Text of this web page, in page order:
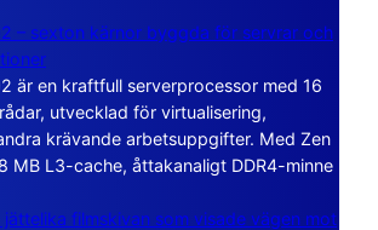
– sexton kärnor byggda för servrar och
är en kraftfull serverprocessor med 16
utvecklad för virtualisering,
krävande arbetsuppgifter. Med Zen
MB L3-cache, åttakanaligt DDR4-minne
jättelika filmskivan som visade vägen mot